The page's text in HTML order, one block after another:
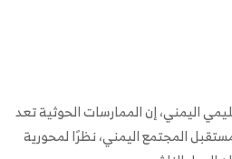
اليمني، إن الممارسات الحوثية تعد
المجتمع اليمني، نظرًا لمحورية